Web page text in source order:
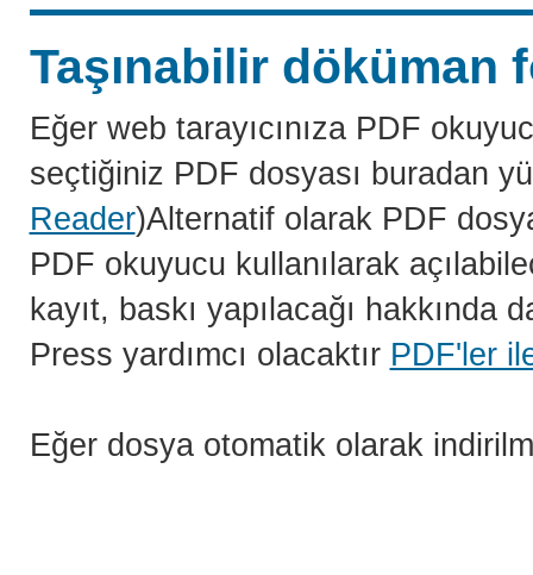
Taşınabilir döküman
Eğer web tarayıcınıza PDF
seçtiğiniz PDF dosyası buradan
Reader)Alternatif olarak PDF
PDF okuyucu kullanılarak
kayıt, baskı yapılacağı
Press yardımcı olacaktır PDF'ler
Eğer dosya otomatik olarak